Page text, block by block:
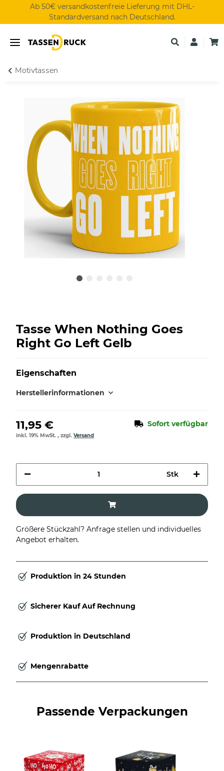
Ab 50€ versandkostenfreie Lieferung mit DHL-
Standardversand nach Deutschland.
Motivtassen
Tasse When Nothing Goes
Right Go Left Gelb
Eigenschaften
Herstellerinformationen
11,95 € Sofort verfügbar
inkl. 19% MwSt. , zzgl. Versand
Stk
Größere Stückzahl? Anfrage stellen und individuelles
Angebot erhalten.
Produktion in 24 Stunden
Sicherer Kauf Auf Rechnung
Produktion in Deutschland
Mengenrabatte
Passende Verpackungen